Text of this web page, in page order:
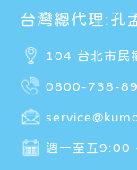
台灣總代理:孔
104 台北市民
0800-738-
週一至五9:00